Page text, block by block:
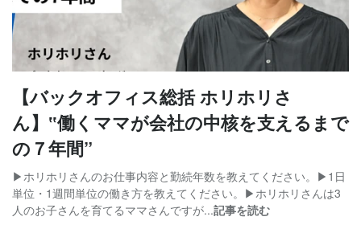
【バックオフィス総括 ホリホリさ
ん】‟働くママが会社の中核を支えるまで
の７年間”
▶ホリホリさんのお仕事内容と勤続年数を教えてください。▶1日
単位・1週間単位の働き方を教えてください。▶ホリホリさんは3
人のお子さんを育てるママさんですが...記事を読む